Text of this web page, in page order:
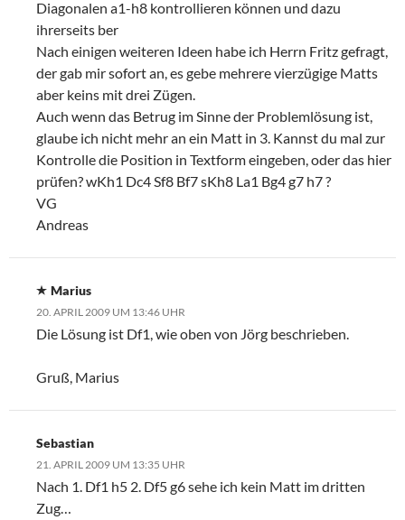
Diagonalen a1-h8 kontrollieren können und dazu
ihrerseits ber
Nach einigen weiteren Ideen habe ich Herrn Fritz gefragt,
der gab mir sofort an, es gebe mehrere vierzügige Matts
aber keins mit drei Zügen.
Auch wenn das Betrug im Sinne der Problemlösung ist,
glaube ich nicht mehr an ein Matt in 3. Kannst du mal zur
Kontrolle die Position in Textform eingeben, oder das hier
prüfen? wKh1 Dc4 Sf8 Bf7 sKh8 La1 Bg4 g7 h7 ?
VG
Andreas
Marius
20. APRIL 2009 UM 13:46 UHR
Die Lösung ist Df1, wie oben von Jörg beschrieben.
Gruß, Marius
Sebastian
21. APRIL 2009 UM 13:35 UHR
Nach 1. Df1 h5 2. Df5 g6 sehe ich kein Matt im dritten
Zug…